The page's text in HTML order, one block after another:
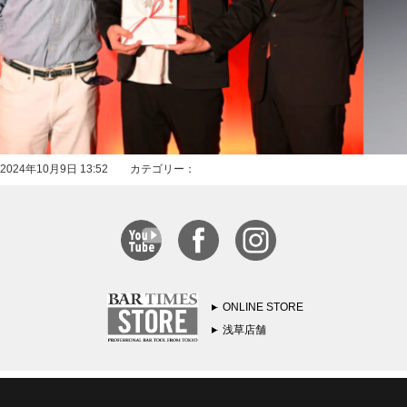
2024年10月9日 13:52 カテゴリー：
ONLINE STORE
浅草店舗